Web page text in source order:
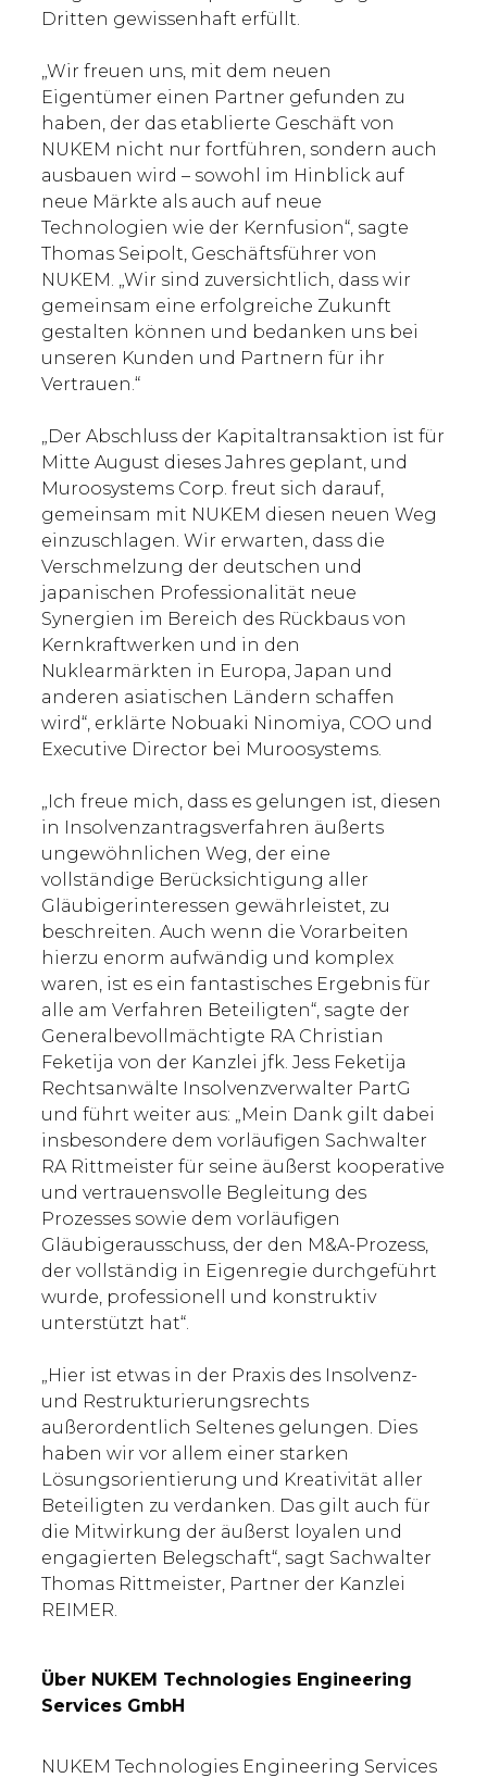
Dritten gewissenhaft erfüllt.
„Wir freuen uns, mit dem neuen
Eigentümer einen Partner gefunden zu
haben, der das etablierte Geschäft von
NUKEM nicht nur fortführen, sondern auch
ausbauen wird – sowohl im Hinblick auf
neue Märkte als auch auf neue
Technologien wie der Kernfusion“, sagte
Thomas Seipolt, Geschäftsführer von
NUKEM. „Wir sind zuversichtlich, dass wir
gemeinsam eine erfolgreiche Zukunft
gestalten können und bedanken uns bei
unseren Kunden und Partnern für ihr
Vertrauen.“
„Der Abschluss der Kapitaltransaktion ist für
Mitte August dieses Jahres geplant, und
Muroosystems Corp. freut sich darauf,
gemeinsam mit NUKEM diesen neuen Weg
einzuschlagen. Wir erwarten, dass die
Verschmelzung der deutschen und
japanischen Professionalität neue
Synergien im Bereich des Rückbaus von
Kernkraftwerken und in den
Nuklearmärkten in Europa, Japan und
anderen asiatischen Ländern schaffen
wird“, erklärte Nobuaki Ninomiya, COO und
Executive Director bei Muroosystems.
„Ich freue mich, dass es gelungen ist, diesen
in Insolvenzantragsverfahren äußerts
ungewöhnlichen Weg, der eine
vollständige Berücksichtigung aller
Gläubigerinteressen gewährleistet, zu
beschreiten. Auch wenn die Vorarbeiten
hierzu enorm aufwändig und komplex
waren, ist es ein fantastisches Ergebnis für
alle am Verfahren Beteiligten“, sagte der
Generalbevollmächtigte RA Christian
Feketija von der Kanzlei jfk. Jess Feketija
Rechtsanwälte Insolvenzverwalter PartG
und führt weiter aus: „Mein Dank gilt dabei
insbesondere dem vorläufigen Sachwalter
RA Rittmeister für seine äußerst kooperative
und vertrauensvolle Begleitung des
Prozesses sowie dem vorläufigen
Gläubigerausschuss, der den M&A-Prozess,
der vollständig in Eigenregie durchgeführt
wurde, professionell und konstruktiv
unterstützt hat“.
„Hier ist etwas in der Praxis des Insolvenz-
und Restrukturierungsrechts
außerordentlich Seltenes gelungen. Dies
haben wir vor allem einer starken
Lösungsorientierung und Kreativität aller
Beteiligten zu verdanken. Das gilt auch für
die Mitwirkung der äußerst loyalen und
engagierten Belegschaft“, sagt Sachwalter
Thomas Rittmeister, Partner der Kanzlei
REIMER.
Über NUKEM Technologies Engineering
Services GmbH
NUKEM Technologies Engineering Services